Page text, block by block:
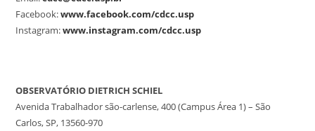
Facebook:www.facebook.com/cdcc.usp
Instagram:www.instagram.com/cdcc.usp
OBSERVATÓRIO DIETRICH SCHIEL
Avenida Trabalhador são-carlense, 400 (Campus Área 1) – São
Carlos, SP, 13560-970